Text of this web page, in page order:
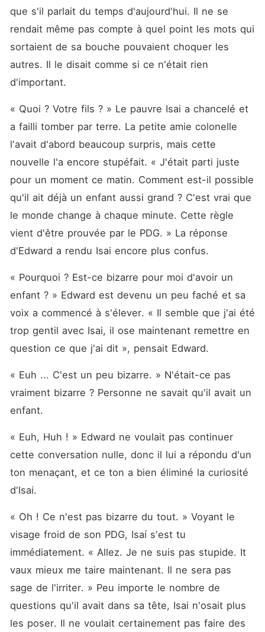
que s'il parlait du temps d'aujourd'hui. Il ne se
rendait même pas compte à quel point les mots qui
sortaient de sa bouche pouvaient choquer les
autres. Il le disait comme si ce n'était rien
d'important.
« Quoi ? Votre fils ? » Le pauvre Isai a chancelé et
a failli tomber par terre. La petite amie colonelle
l'avait d'abord beaucoup surpris, mais cette
nouvelle l'a encore stupéfait. « J'était parti juste
pour un moment ce matin. Comment est-il possible
qu'il ait déjà un enfant aussi grand ? C'est vrai que
le monde change à chaque minute. Cette règle
vient d'être prouvée par le PDG. » La réponse
d'Edward a rendu Isai encore plus confus.
« Pourquoi ? Est-ce bizarre pour moi d'avoir un
enfant ? » Edward est devenu un peu faché et sa
voix a commencé à s'élever. « Il semble que j'ai été
trop gentil avec Isai, il ose maintenant remettre en
question ce que j'ai dit », pensait Edward.
« Euh ... C'est un peu bizarre. » N'était-ce pas
vraiment bizarre ? Personne ne savait qu'il avait un
enfant.
« Euh, Huh ! » Edward ne voulait pas continuer
cette conversation nulle, donc il lui a répondu d'un
ton menaçant, et ce ton a bien éliminé la curiosité
d'Isai.
« Oh ! Ce n'est pas bizarre du tout. » Voyant le
visage froid de son PDG, Isaí s'est tu
immédiatement. « Allez. Je ne suis pas stupide. It
vaux mieux me taire maintenant. Il ne sera pas
sage de l'irriter. » Peu importe le nombre de
questions qu'il avait dans sa tête, Isai n'osait plus
les poser. Il ne voulait certainement pas faire des